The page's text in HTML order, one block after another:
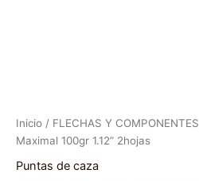
Inicio / FLECHAS Y COMPONENTES
Maximal 100gr 1.12” 2hojas
Puntas de caza